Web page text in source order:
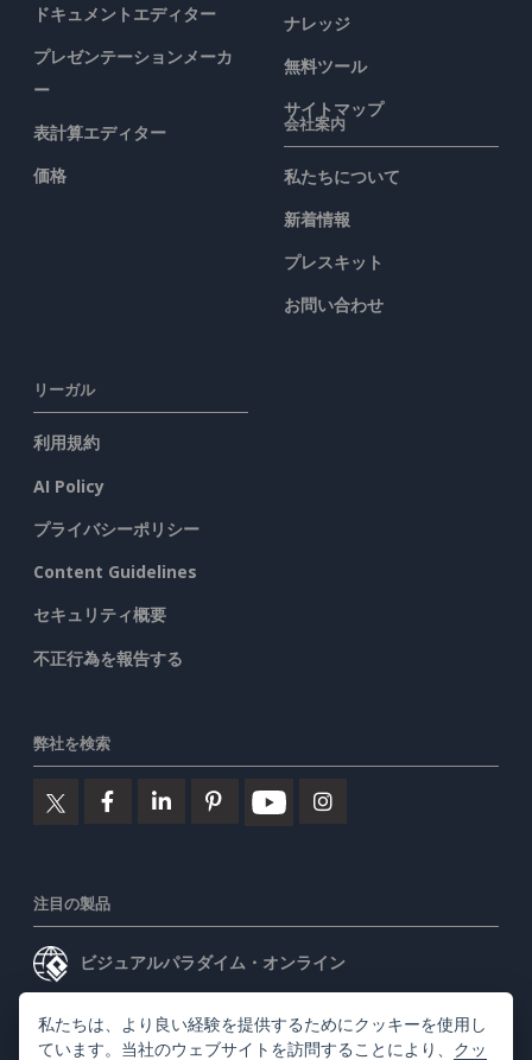
ドキュメントエディター
プレゼンテーションメーカ
ー
表計算エディター
価格
ナレッジ
無料ツール
サイトマップ
会社案内
私たちについて
新着情報
プレスキット
お問い合わせ
リーガル
利用規約
AI Policy
プライバシーポリシー
Content Guidelines
セキュリティ概要
不正行為を報告する
弊社を検索
注目の製品
ビジュアルパラダイム・オンライン
ビジュアルパラダイムデスクトップ
私たちは、より良い経験を提供するためにクッキーを使用し
ています。当社のウェブサイトを訪問することにより、 クッ